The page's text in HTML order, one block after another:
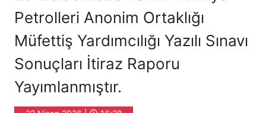
Petrolleri Anonim Ortaklığı
Müfettiş Yardımcılığı Yazılı Sınavı
Sonuçları İtiraz Raporu
Yayımlanmıştır.